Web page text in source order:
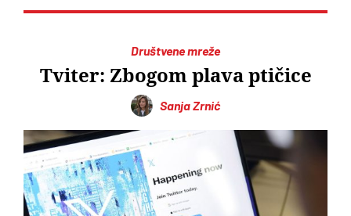
Društvene mreže
Tviter: Zbogom plava ptičice
Sanja Zrnić